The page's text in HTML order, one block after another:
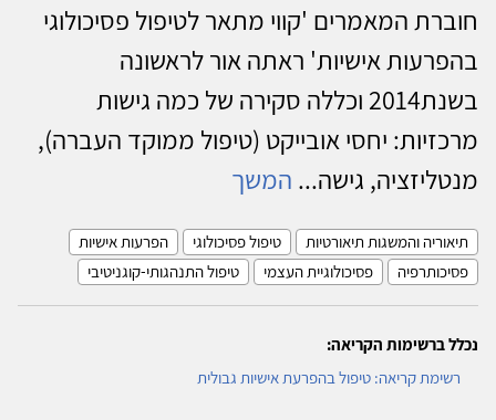
חוברת המאמרים 'קווי מתאר לטיפול פסיכולוגי
בהפרעות אישיות' ראתה אור לראשונה
בשנת2014 וכללה סקירה של כמה גישות
מרכזיות: יחסי אובייקט (טיפול ממוקד העברה),
מנטליזציה, גישה... המשך
תיאוריה והמשגות תיאורטיות טיפול פסיכולוגי
הפרעות אישיות
פסיכותרפיה
פסיכולוגיית העצמי טיפול התנהגותי-קוגניטיבי
נכלל ברשימות הקריאה:
רשימת קריאה: טיפול בהפרעת אישיות גבולית